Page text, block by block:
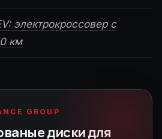
электрокроссовер с
км
GROUP
диски для